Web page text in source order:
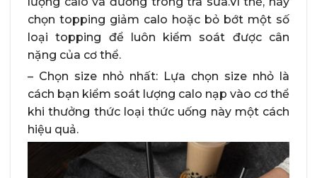
chọn topping giảm calo hoặc bỏ bớt một số
loại topping để luôn kiểm soát được cân
nặng của cơ thể.
– Chọn size nhỏ nhất: Lựa chọn size nhỏ là
cách bạn kiểm soát lượng calo nạp vào cơ thể
khi thưởng thức loại thức uống này một cách
hiệu quả.